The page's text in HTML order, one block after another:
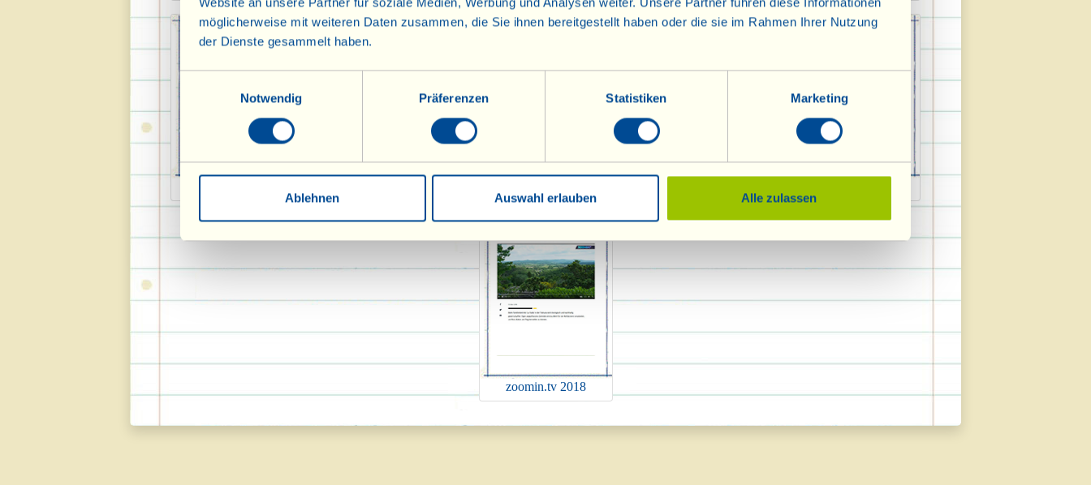
möglicherweise mit weiteren Daten zusammen, die Sie ihnen bereitgestellt haben oder die sie im Rahmen Ihrer Nutzung
der Dienste gesammelt haben.
Einwilligungsauswahl
Notwendig
Präferenzen Statistiken Marketing
Ablehnen Auswahl erlauben Alle zulassen
zoomin.tv 2018